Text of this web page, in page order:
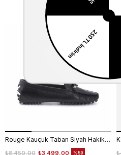
Benzer
Rouge Kauçuk Taban Siyah Hakiki Deri Kadın Loafer Ayakkabı 6145
₺3.499,00
₺8.450,00 %59